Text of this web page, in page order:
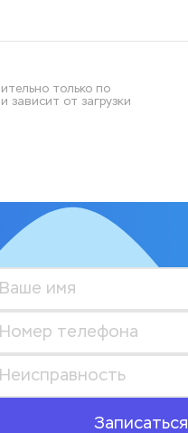
только по
зависит от загрузки
Записаться